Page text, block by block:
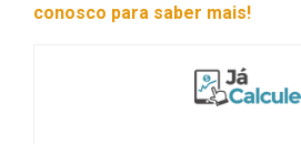
conosco para saber mais!